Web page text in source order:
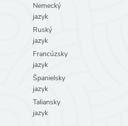
Nemecký
jazyk
Ruský
jazyk
Francúzsky
jazyk
Španielsky
jazyk
Taliansky
jazyk